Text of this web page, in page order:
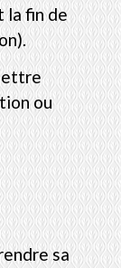
la fin de
ou
sa